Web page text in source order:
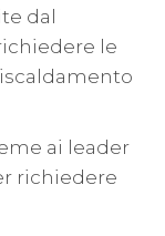
dal
le
ai leader
richiedere